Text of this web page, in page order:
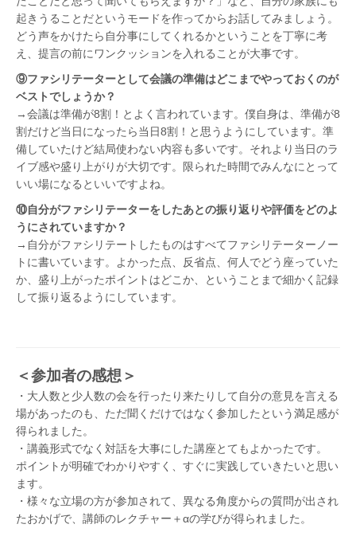
起きうることだというモードを作ってからお話してみましょう。
どう声をかけたら自分事にしてくれるかということを丁寧に考
え、提言の前にワンクッションを入れることが大事です。
⑨ファシリテーターとして会議の準備はどこまでやっておくのが
ベストでしょうか？
→会議は準備が8割！とよく言われています。僕自身は、準備が8
割だけど当日になったら当日8割！と思うようにしています。準
備していたけど結局使わない内容も多いです。それより当日のラ
イブ感や盛り上がりが大切です。限られた時間でみんなにとって
いい場になるといいですよね。
⑩自分がファシリテーターをしたあとの振り返りや評価をどのよ
うにされていますか？
→自分がファシリテートしたものはすべてファシリテーターノー
トに書いています。よかった点、反省点、何人でどう座っていた
か、盛り上がったポイントはどこか、ということまで細かく記録
して振り返るようにしています。
＜参加者の感想＞
・大人数と少人数の会を行ったり来たりして自分の意見を言える
場があったのも、ただ聞くだけではなく参加したという満足感が
得られました。
・講義形式でなく対話を大事にした講座とてもよかったです。
ポイントが明確でわかりやすく、すぐに実践していきたいと思い
ます。
・様々な立場の方が参加されて、異なる角度からの質問が出され
たおかげで、講師のレクチャー＋αの学びが得られました。